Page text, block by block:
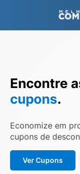
Encontre
cupons.
Economize em
cupons de
Ver Cupons